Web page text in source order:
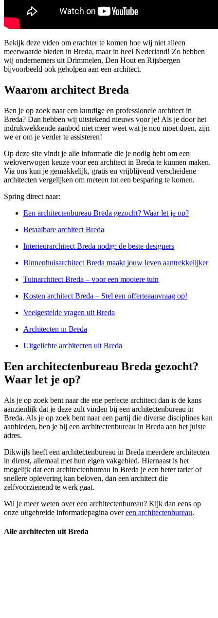
Bekijk deze video om erachter te komen hoe wij niet alleen
meerwaarde bieden in Breda, maar in heel Nederland! Zo hebben
wij ondernemers uit Drimmelen, Den Hout en Rijsbergen
bijvoorbeeld ook geholpen aan een architect.
Waarom architect Breda
Ben je op zoek naar een kundige en professionele architect in
Breda? Dan hebben wij uitstekend nieuws voor je! Als je door het
indrukwekkende aanbod niet meer weet wat je nou moet doen, zijn
we er om je verder te assisteren!
Op deze site vindt je alle informatie die je nodig hebt om een
weloverwogen keuze voor een architect in Breda te kunnen maken.
Via ons kun je gemakkelijk, gratis en vrijblijvend verscheidene
architecten vergelijken om meteen tot een besparing te komen.
Spring direct naar:
Een architectenbureau Breda gezocht? Waar let je op?
Betaalbare architect Breda
Interieurarchitect Breda nodig: de beste designers
Binnenhuisarchitect Breda maakt jouw leven aantrekkelijker
Tuinarchitect Breda – voor een mooiere tuin
Kosten architect Breda – Stel een offerteaanvraag op!
Veelgestelde vragen uit Breda
Architecten in Breda
Uitgelichte architecten uit Breda
Een architectenbureau Breda gezocht?
Waar let je op?
Als je op zoek bent naar die ene perfecte architect dan is de kans
aanzienlijk dat je deze zult vinden bij een architectenbureau in
Breda. Als je op zoek bent naar een partij die diverse disciplines kan
aanbieden, ben je bij een architectenbureau in Breda aan het juiste
adres.
Dikwijls heeft een architectenbureau in Breda meerdere architecten
in dienst, allemaal met hun eigen vakgebied. Hiernaast is het
mogelijk dat een architectenbureau in Breda je een beter tarief of
snellere oplevering kan beloven, dan een architect die
zelfvoorzienend te werk gaat.
Wil je meer weten over een architectenbureau? Kijk dan eens op
onze uitgebreide informatiepagina overeen architectenbureau.
Alle architecten uit Breda